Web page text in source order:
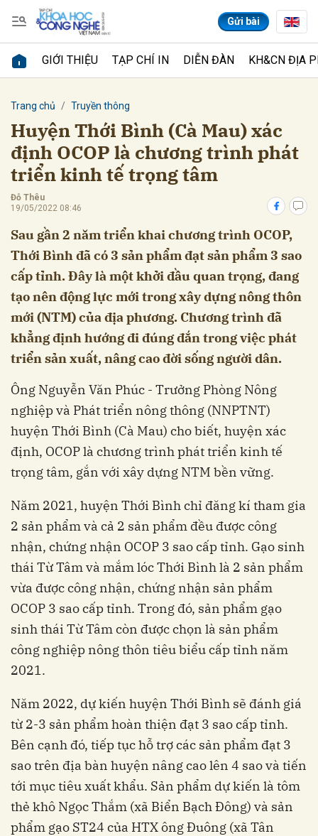
Gửi bài
GIỚI THIỆU TẠP CHÍ IN DIỄN ĐÀN KH&CN ĐỊA
Trang chủ Truyền thông
Huyện Thới Bình (Cà Mau) xác
định OCOP là chương trình phát
triển kinh tế trọng tâm
Đỗ Thêu
19/05/2022 08:46
Sau gần 2 năm triển khai chương trình OCOP,
Thới Bình đã có 3 sản phẩm đạt sản phẩm 3 sao
cấp tỉnh. Đây là một khởi đầu quan trọng, đang
tạo nên động lực mới trong xây dựng nông thôn
mới (NTM) của địa phương. Chương trình đã
khẳng định hướng đi đúng đắn trong việc phát
triển sản xuất, nâng cao đời sống người dân.
Ông Nguyễn Văn Phúc - Trưởng Phòng Nông
nghiệp và Phát triển nông thông (NNPTNT)
huyện Thới Bình (Cà Mau) cho biết, huyện xác
định, OCOP là chương trình phát triển kinh tế
trọng tâm, gắn với xây dựng NTM bền vững.
Năm 2021, huyện Thới Bình chỉ đăng kí tham gia
2 sản phẩm và cả 2 sản phẩm đều được công
nhận, chứng nhận OCOP 3 sao cấp tỉnh. Gạo sinh
thái Từ Tâm và mắm lóc Thới Bình là 2 sản phẩm
vừa được công nhận, chứng nhận sản phẩm
OCOP 3 sao cấp tỉnh. Trong đó, sản phẩm gạo
sinh thái Từ Tâm còn được chọn là sản phẩm
công nghiệp nông thôn tiêu biểu cấp tỉnh năm
2021.
Năm 2022, dự kiến huyện Thới Bình sẽ đánh giá
từ 2-3 sản phẩm hoàn thiện đạt 3 sao cấp tỉnh.
Bên cạnh đó, tiếp tục hỗ trợ các sản phẩm đạt 3
sao trên địa bàn huyện nâng cao lên 4 sao và tiến
tới mục tiêu xuất khẩu. Sản phẩm dự kiến là tôm
thẻ khô Ngọc Thắm (xã Biển Bạch Đông) và sản
phẩm gạo ST24 của HTX ông Đuông (xã Tân
Gửi bình luận
Hủy Gửi